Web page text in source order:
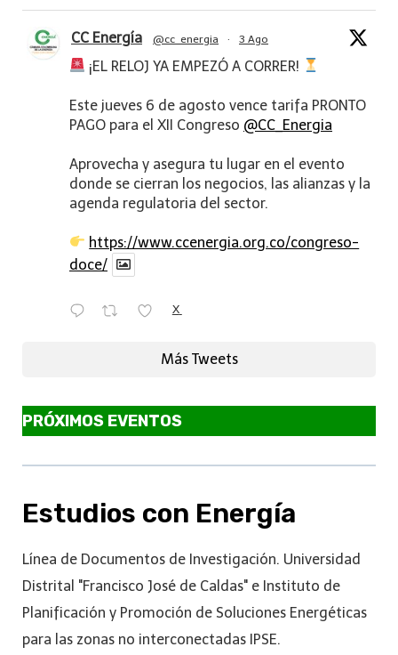
CC Energía @cc_energia · 3 Ago
¡EL RELOJ YA EMPEZÓ A CORRER!
Este jueves 6 de agosto vence tarifa PRONTO
PAGO para el XII Congreso @CC_Energia
Aprovecha y asegura tu lugar en el evento
donde se cierran los negocios, las alianzas y la
agenda regulatoria del sector.
https://www.ccenergia.org.co/congreso-
doce/
X
Más Tweets
PRÓXIMOS EVENTOS
Estudios con Energía
Línea de Documentos de Investigación. Universidad
Distrital "Francisco José de Caldas" e Instituto de
Planificación y Promoción de Soluciones Energéticas
para las zonas no interconectadas IPSE.